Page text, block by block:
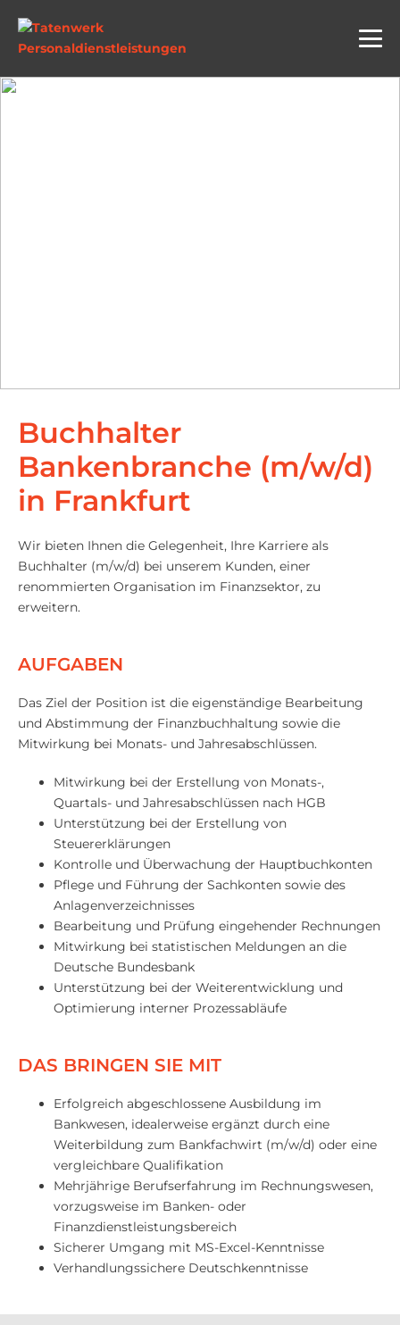
Buchhalter
Bankenbranche (m/w/d)
in Frankfurt
Wir bieten Ihnen die Gelegenheit, Ihre Karriere als
Buchhalter (m/w/d) bei unserem Kunden, einer
renommierten Organisation im Finanzsektor, zu
erweitern.
AUFGABEN
Das Ziel der Position ist die eigenständige Bearbeitung
und Abstimmung der Finanzbuchhaltung sowie die
Mitwirkung bei Monats- und Jahresabschlüssen.
Mitwirkung bei der Erstellung von Monats-,
Quartals- und Jahresabschlüssen nach HGB
Unterstützung bei der Erstellung von
Steuererklärungen
Kontrolle und Überwachung der Hauptbuchkonten
Pflege und Führung der Sachkonten sowie des
Anlagenverzeichnisses
Bearbeitung und Prüfung eingehender Rechnungen
Mitwirkung bei statistischen Meldungen an die
Deutsche Bundesbank
Unterstützung bei der Weiterentwicklung und
Optimierung interner Prozessabläufe
DAS BRINGEN SIE MIT
Erfolgreich abgeschlossene Ausbildung im
Bankwesen, idealerweise ergänzt durch eine
Weiterbildung zum Bankfachwirt (m/w/d) oder eine
vergleichbare Qualifikation
Mehrjährige Berufserfahrung im Rechnungswesen,
vorzugsweise im Banken- oder
Finanzdienstleistungsbereich
Sicherer Umgang mit MS-Excel-Kenntnisse
Verhandlungssichere Deutschkenntnisse